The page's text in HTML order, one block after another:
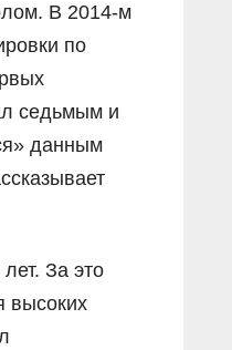
В 2014‑м
по
седьмым и
данным
За это
высоких